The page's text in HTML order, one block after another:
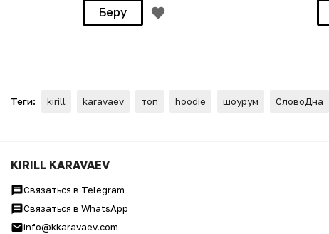
Беру
Теги: kirill karavaev топ hoodie шоурум СловоДна
KIRILL KARAVAEV
Связаться в Telegram
Связаться в WhatsApp
info@kkaravaev.com